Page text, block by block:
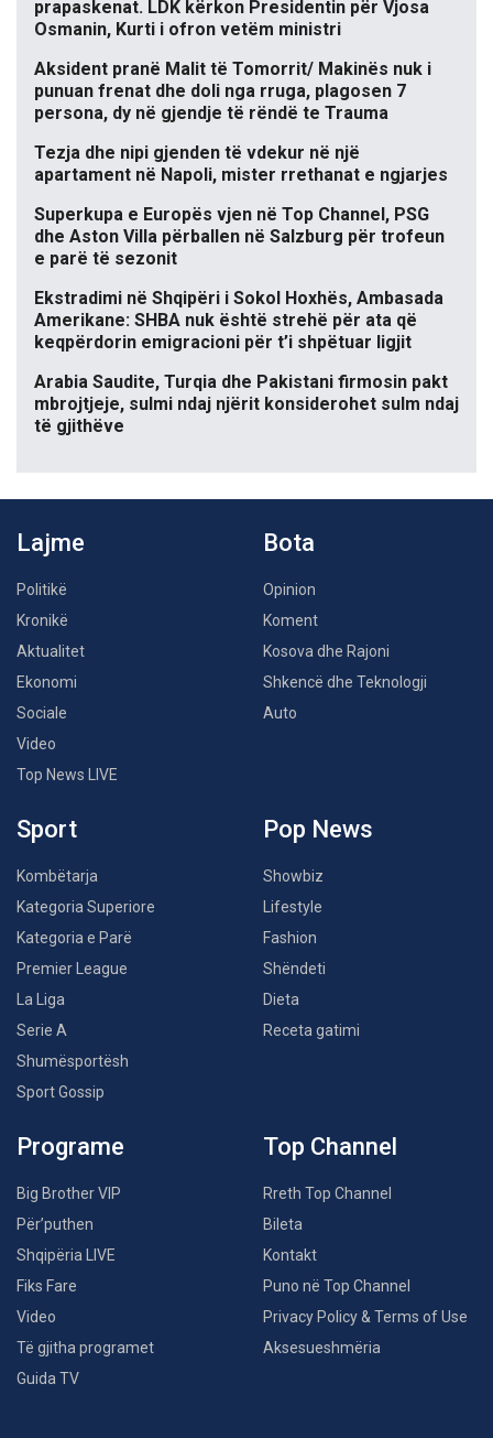
prapaskenat. LDK kërkon Presidentin për Vjosa
Osmanin, Kurti i ofron vetëm ministri
Aksident pranë Malit të Tomorrit/ Makinës nuk i
punuan frenat dhe doli nga rruga, plagosen 7
persona, dy në gjendje të rëndë te Trauma
Tezja dhe nipi gjenden të vdekur në një
apartament në Napoli, mister rrethanat e ngjarjes
Superkupa e Europës vjen në Top Channel, PSG
dhe Aston Villa përballen në Salzburg për trofeun
e parë të sezonit
Ekstradimi në Shqipëri i Sokol Hoxhës, Ambasada
Amerikane: SHBA nuk është strehë për ata që
keqpërdorin emigracioni për t’i shpëtuar ligjit
Arabia Saudite, Turqia dhe Pakistani firmosin pakt
mbrojtjeje, sulmi ndaj njërit konsiderohet sulm ndaj
të gjithëve
Lajme
Politikë
Kronikë
Aktualitet
Ekonomi
Sociale
Video
Top News LIVE
Bota
Opinion
Koment
Kosova dhe Rajoni
Shkencë dhe Teknologji
Auto
Sport
Kombëtarja
Kategoria Superiore
Kategoria e Parë
Premier League
La Liga
Serie A
Shumësportësh
Sport Gossip
Pop News
Showbiz
Lifestyle
Fashion
Shëndeti
Dieta
Receta gatimi
Programe
Big Brother VIP
Për’puthen
Shqipëria LIVE
Fiks Fare
Video
Të gjitha programet
Guida TV
Top Channel
Rreth Top Channel
Bileta
Kontakt
Puno në Top Channel
Privacy Policy & Terms of Use
Aksesueshmëria